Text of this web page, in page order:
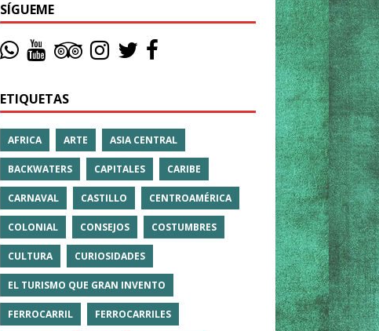
SÍGUEME
ETIQUETAS
AFRICA ARTE ASIA CENTRAL
BACKWATERS CAPITALES CARIBE
CARNAVAL CASTILLO CENTROAMÉRICA
COLONIAL CONSEJOS COSTUMBRES
CULTURA CURIOSIDADES
EL TURISMO QUE GRAN INVENTO
FERROCARRIL FERROCARRILES